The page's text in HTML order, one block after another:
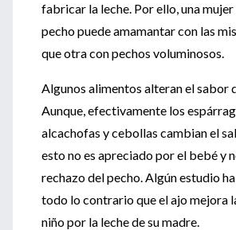
fabricar la leche. Por ello, una
pecho puede amamantar con las
que otra con pechos voluminosos.
Algunos alimentos alteran el sabor
Aunque, efectivamente los
alcachofas y cebollas cambian el
esto no es apreciado por el bebé y
rechazo del pecho. Algún estudio
todo lo contrario que el ajo mejora
niño por la leche de su madre.